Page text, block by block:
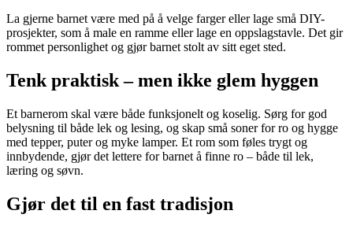
La gjerne barnet være med på å velge farger eller lage små DIY-
prosjekter, som å male en ramme eller lage en oppslagstavle. Det gir
rommet personlighet og gjør barnet stolt av sitt eget sted.
Tenk praktisk – men ikke glem hyggen
Et barnerom skal være både funksjonelt og koselig. Sørg for god
belysning til både lek og lesing, og skap små soner for ro og hygge
med tepper, puter og myke lamper. Et rom som føles trygt og
innbydende, gjør det lettere for barnet å finne ro – både til lek,
læring og søvn.
Gjør det til en fast tradisjon